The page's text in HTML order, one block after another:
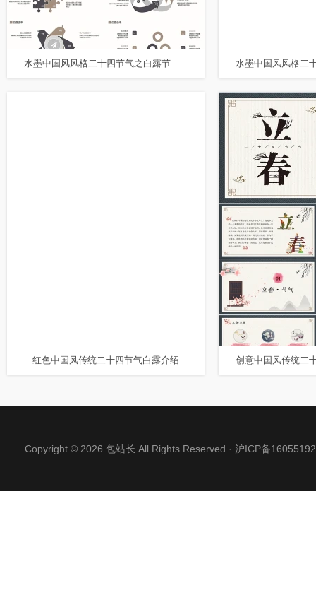
水墨中国风风格二十四节气之白露节气介绍PPT模板
红色中国风传统二十四节气白露介绍
Copyright © 2026 包站长 All Rights Reserved · 沪ICP备